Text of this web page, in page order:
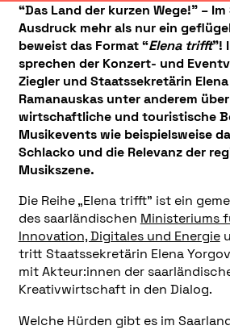
“Das Land der kurzen Wege!” –
Ausdruck mehr als nur ein
beweist das Format “Elena trifft”!
sprechen der Konzert- und
Ziegler und Staatssekretärin
Ramanauskas unter anderem
wirtschaftliche und touristische
Musikevents wie beispielsweise
Schlacko und die Relevanz der
Musikszene.
Die Reihe „Elena trifft” ist ein
des saarländischen Ministeriums
Innovation, Digitales und Energie
tritt Staatssekretärin Elena
mit Akteur:innen der
Kreativwirtschaft in den Dialog.
Welche Hürden gibt es im